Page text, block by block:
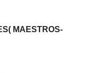
MAESTROS-